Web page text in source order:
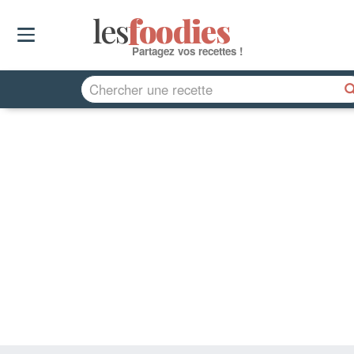
lesfoodies
Partagez vos recettes !